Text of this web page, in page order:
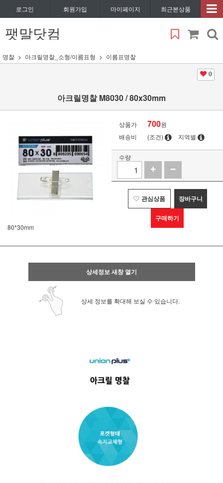
로그인 회원가입 마이페이지 최근본상품
팻말닷컴
명찰 아크릴명찰_소형/이름표형 이름표명찰
0
아크릴명찰 M8030 / 80x30mm
80*30mm
상품가 700원
배송비
(조건) 지역별
수량
관심상품 장바구니
구매하기
상세정보 새창 열기
상세 정보를 확대해 보실 수 있습니다.